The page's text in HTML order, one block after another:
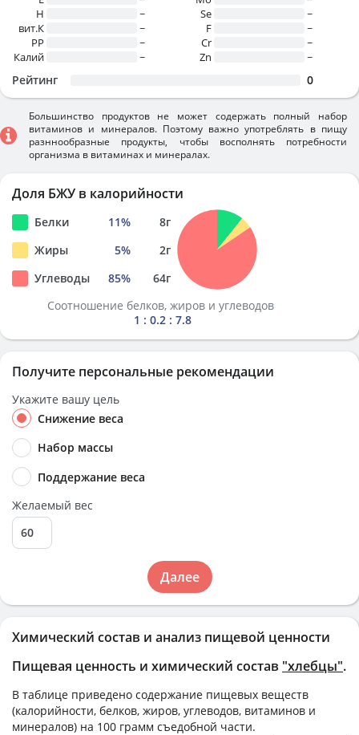
Химический состав и анализ пищевой ценности
Пищевая ценность и химический состав "хлебцы".
В таблице приведено содержание пищевых веществ
(калорийности, белков, жиров, углеводов, витаминов и
минералов) на 100 грамм съедобной части.
H
~
вит.К
~
PP
~
Калий
~
Se
~
F
~
Cr
~
Zn
~
Рейтинг 0
Большинство продуктов не может содержать полный набор
витаминов и минералов. Поэтому важно употреблять в пищу
разннообразные продукты, чтобы восполнять потребности
организма в витаминах и минералах.
Доля БЖУ в калорийности
Белки 11% 8г
Жиры
5% 2г
Углеводы
85% 64г
Соотношение белков, жиров и углеводов
1 : 0.2 : 7.8
Получите персональные рекомендации
Укажите вашу цель
Снижение веса
Набор массы
Поддержание веса
Желаемый вес
Далее